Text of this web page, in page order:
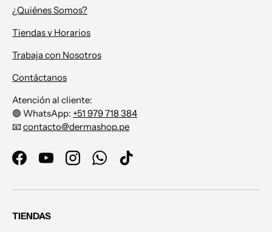
¿Quiénes Somos?
Tiendas y Horarios
Trabaja con Nosotros
Contáctanos
Atención al cliente:
🟢 WhatsApp: +51 979 718 384
📧 contacto@dermashop.pe
FacebookYouTubeInstagramWhatsApp
TikTok
TIENDAS